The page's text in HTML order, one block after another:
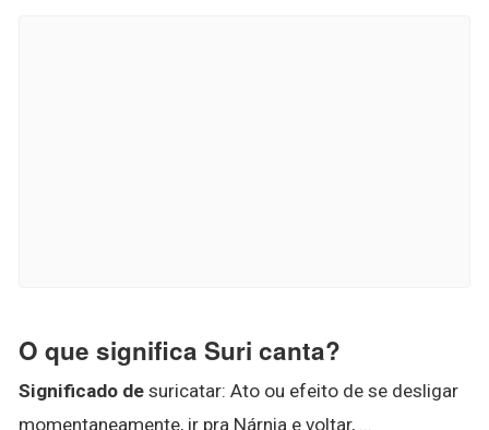
O que significa Suri canta?
Significado de suricatar: Ato ou efeito de se desligar
momentaneamente, ir pra Nárnia e voltar, ...